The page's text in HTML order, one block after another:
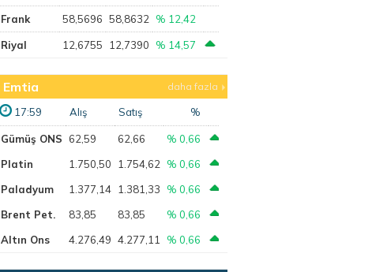
Frank 58,5696 58,8632 % 12,42
Riyal 12,6755 12,7390 % 14,57
Emtia daha fazla
17:59 Alış Satış %
Gümüş ONS 62,59 62,66
% 0,66
Platin
1.750,50 1.754,62
% 0,66
Paladyum
1.377,14 1.381,33
% 0,66
Brent Pet.
83,85 83,85
% 0,66
Altın Ons
4.276,49 4.277,11 % 0,66